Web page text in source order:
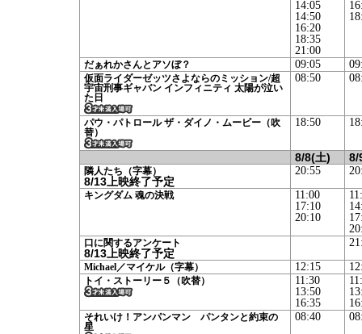
14:05
14:50
16:20
18:35
21:00
だぁれかさんとアソぼ？ 09:05
仮面ライダーゼッツさよならのミッション/超
宇宙刑事ギャバン インフィニティ 太陽が泣い
た日
08:50
パウ・パトロール ザ・ダイノ・ムービー（吹
替）
18:50
8/8(土) 8/
隣人たち（字幕）
8/13上映終了予定
20:55
キングダム 魂の決戦
11:00
17:10
20:10
口に関するアンケート
8/13上映終了予定
Michael／マイケル（字幕） 12:15
トイ・ストーリー５（吹替）
11:30
13:50
16:35
それいけ！アンパンマン パンタンと約束の
星
08:40